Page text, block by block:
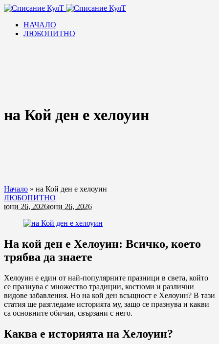
НАЧАЛО
ЛЮБОПИТНО
на Кой ден е хелоуин
Начало » на Кой ден е хелоуин
ЛЮБОПИТНО
юни 26, 2026юни 26, 2026
На кой ден е Хелоуин: Всичко, което
трябва да знаете
Хелоуин е един от най-популярните празници в света, който
се празнува с множество традиции, костюми и различни
видове забавления. Но на кой ден всъщност е Хелоуин? В тази
статия ще разгледаме историята му, защо се празнува и какви
са основните обичаи, свързани с него.
Каква е историята на Хелоуин?